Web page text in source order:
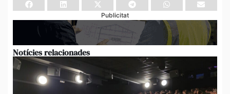
Publicitat
Notícies relacionades